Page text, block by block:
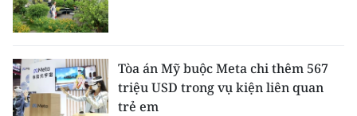
Tòa án Mỹ buộc Meta chi thêm 567
triệu USD trong vụ kiện liên quan
trẻ em